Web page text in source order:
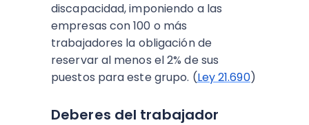
discapacidad, imponiendo a las
empresas con 100 o más
trabajadores la obligación de
reservar al menos el 2% de sus
puestos para este grupo. (Ley 21.690)
Deberes del trabajador